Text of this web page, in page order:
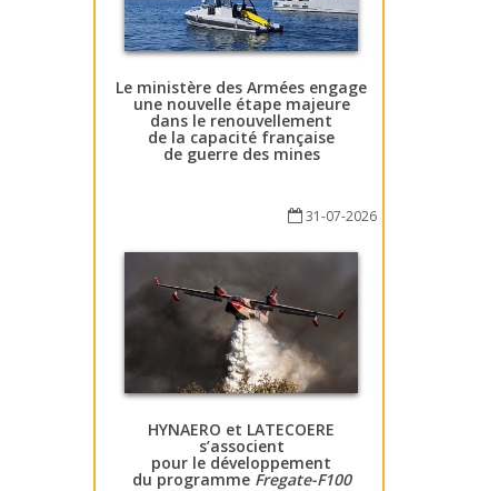
Le ministère des Armées engage
une nouvelle étape majeure
dans le renouvellement
de la capacité française
de guerre des mines
31-07-2026
HYNAERO et LATECOERE
s’associent
pour le développement
du programme Fregate-F100